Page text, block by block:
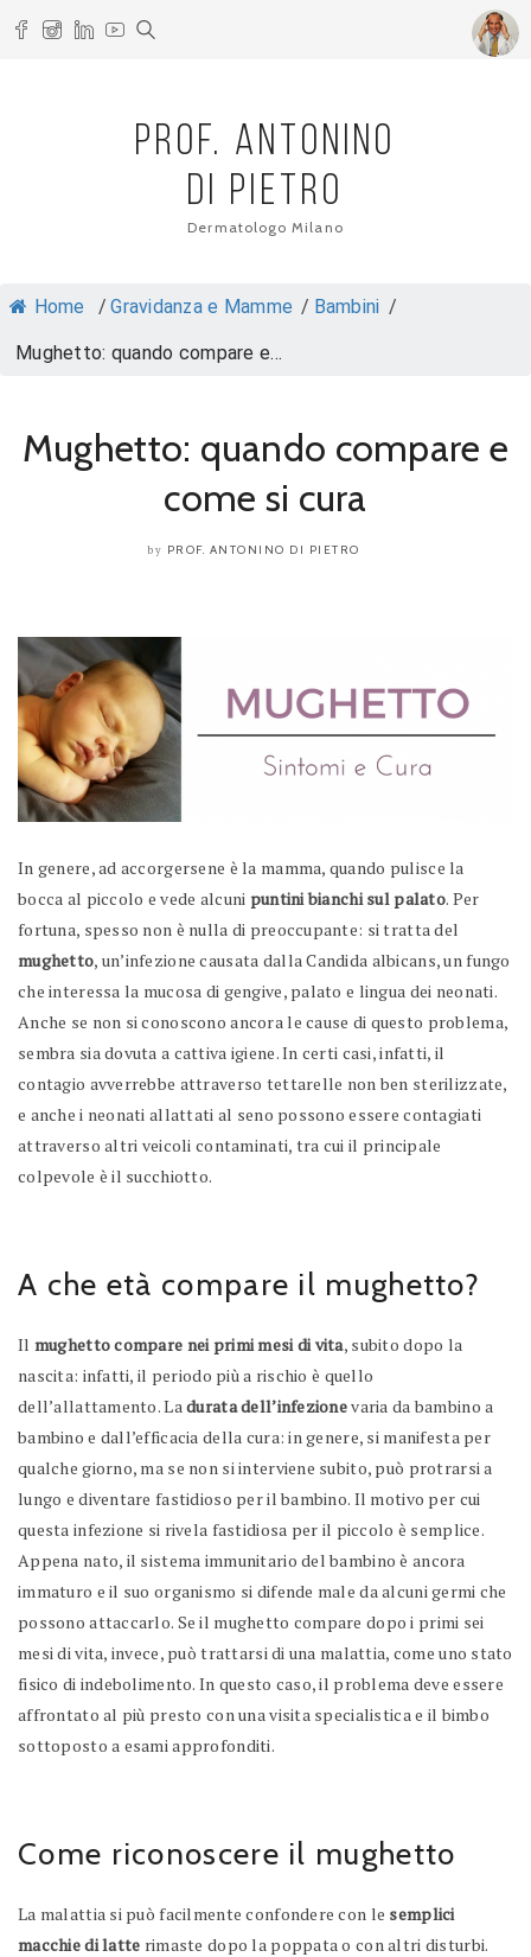
PROF. ANTONINO
DI PIETRO
Dermatologo Milano
Home / Gravidanza e Mamme / Bambini /
Mughetto: quando compare e...
Mughetto: quando compare e
come si cura
by PROF. ANTONINO DI PIETRO
In genere, ad accorgersene è la mamma, quando pulisce la
bocca al piccolo e vede alcuni puntini bianchi sul palato. Per
fortuna, spesso non è nulla di preoccupante: si tratta del
mughetto, un’infezione causata dalla Candida albicans, un fungo
che interessa la mucosa di gengive, palato e lingua dei neonati.
Anche se non si conoscono ancora le cause di questo problema,
sembra sia dovuta a cattiva igiene. In certi casi, infatti, il
contagio avverrebbe attraverso tettarelle non ben sterilizzate,
e anche i neonati allattati al seno possono essere contagiati
attraverso altri veicoli contaminati, tra cui il principale
colpevole è il succhiotto.
A che età compare il mughetto?
Il mughetto compare nei primi mesi di vita, subito dopo la
nascita: infatti, il periodo più a rischio è quello
dell’allattamento. Ladurata dell’infezionevaria da bambino a
bambino e dall’efficacia della cura: in genere, si manifesta per
qualche giorno, ma se non si interviene subito, può protrarsi a
lungo e diventare fastidioso per il bambino. Il motivo per cui
questa infezione si rivela fastidiosa per il piccolo è semplice.
Appena nato, il sistema immunitario del bambino è ancora
immaturo e il suo organismo si difende male da alcuni germi che
possono attaccarlo. Se il mughetto compare dopo i primi sei
mesi di vita, invece, può trattarsi di una malattia, come uno stato
fisico di indebolimento. In questo caso, il problema deve essere
affrontato al più presto con una visita specialistica e il bimbo
sottoposto a esami approfonditi.
Come riconoscere il mughetto
La malattia si può facilmente confondere con le semplici
macchie di latte rimaste dopo la poppata o con altri disturbi.